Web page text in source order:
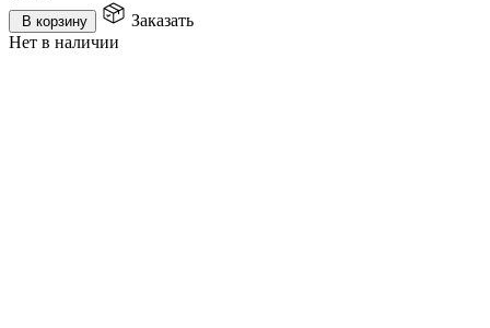
В корзину
Заказать
Нет в наличии